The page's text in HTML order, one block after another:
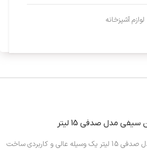
لوازم آشپزخانه
مدل صدفی 15 لیتر
مدل صدفی 15 لیتر یک وسیله عالی و کاربردی ساخت